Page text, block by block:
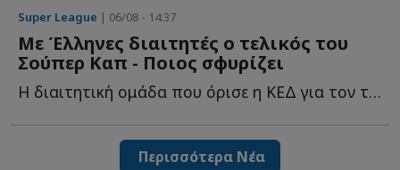
Super League | 06/08 - 14:37
Με Έλληνες διαιτητές ο τελικός του
Σούπερ Καπ - Ποιος σφυρίζει
Η διαιτητική ομάδα που όρισε η ΚΕΔ για τον τελικό τ...
Περισσότερα Νέα